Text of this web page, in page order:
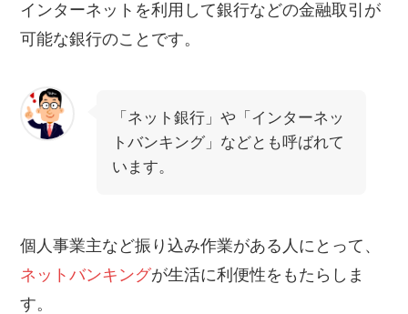
インターネットを利用して銀行などの金融取引が
可能な銀行のことです。
「ネット銀行」や「インターネッ
トバンキング」などとも呼ばれて
います。
個人事業主など振り込み作業がある人にとって、
ネットバンキングが生活に利便性をもたらしま
す。